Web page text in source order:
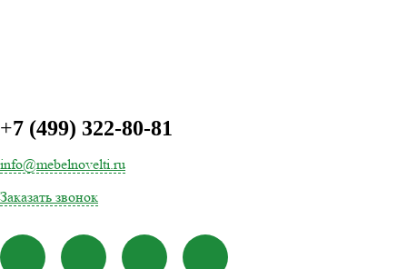
+7 (499) 322-80-81
info@mebelnovelti.ru
Заказать звонок